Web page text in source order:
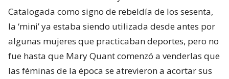
Catalogada como signo de rebeldía de los sesenta,
la ‘mini’ ya estaba siendo utilizada desde antes por
algunas mujeres que practicaban deportes, pero no
fue hasta que Mary Quant comenzó a venderlas que
las féminas de la época se atrevieron a acortar sus